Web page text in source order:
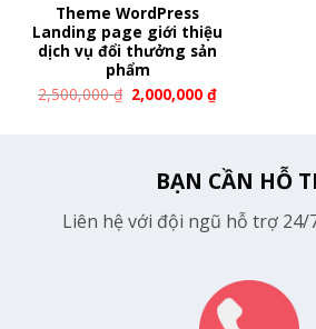
Theme WordPress
Landing page giới thiệu
dịch vụ đổi thưởng sản
phẩm
2,500,000₫ 2,000,000₫
BẠN CẦN HỖ
Liên hệ với đội ngũ hỗ trợ 24/